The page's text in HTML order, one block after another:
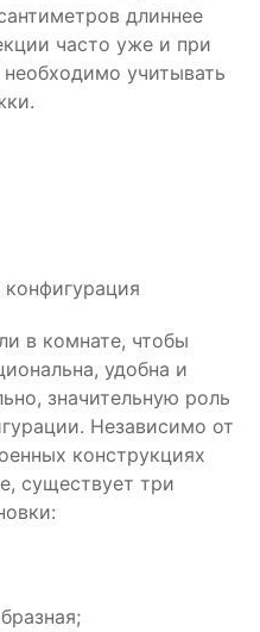
длиннее
часто уже и при
учитывать
в комнате, чтобы
удобна и
значительную роль
Независимо от
конструкциях
существует три